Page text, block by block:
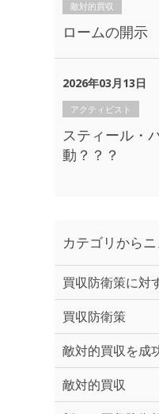
敵対的買収
ロームの開示
2026年03月13日
アクティビスト
スティール・
動？？？
カテゴリから
買収防衛策に対
買収防衛策
敵対的買収を成
敵対的買収